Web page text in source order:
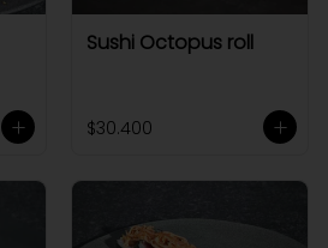
Sushi Octopus roll
$30.400